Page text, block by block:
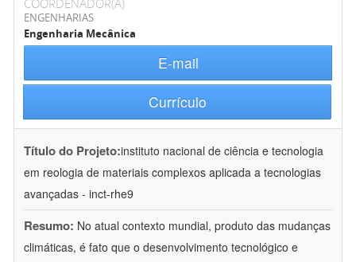
COORDENADOR(A)
ENGENHARIAS
Engenharia Mecânica
E-mail
Currículo
Título do Projeto:instituto nacional de ciência e tecnologia
em reologia de materiais complexos aplicada a tecnologias
avançadas - inct-rhe9
Resumo: No atual contexto mundial, produto das mudanças
climáticas, é fato que o desenvolvimento tecnológico e